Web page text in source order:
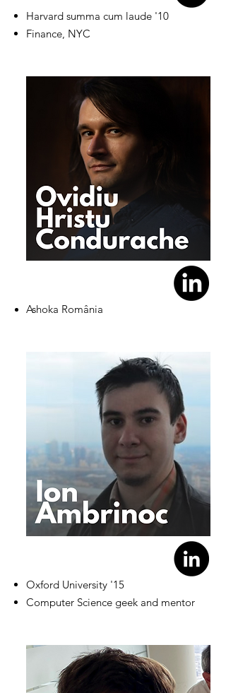
Harvard summa cum laude '10
Finance, NYC
Ashoka România
Oxford University '15
Computer Science geek and mentor